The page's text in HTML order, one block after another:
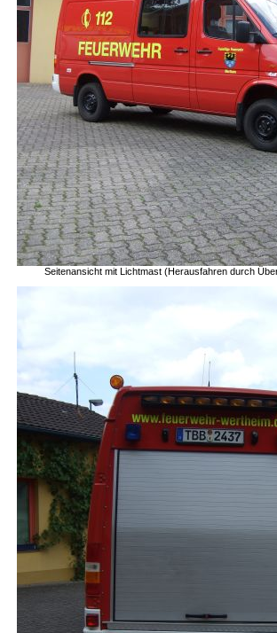
Seitenansicht mit Lichtmast (Herausfahren durch